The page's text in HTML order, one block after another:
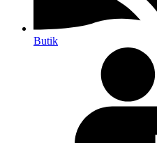
Butik